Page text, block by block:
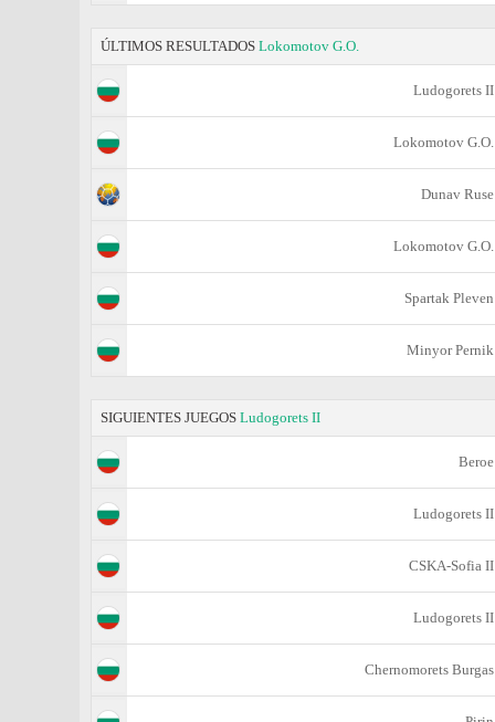
ÚLTIMOS RESULTADOS Lokomotov G.O.
Ludogorets II
Lokomotov G.O.
Dunav Ruse
Lokomotov G.O.
Spartak Pleven
Minyor Pernik
SIGUIENTES JUEGOS Ludogorets II
Beroe
Ludogorets II
CSKA-Sofiа II
Ludogorets II
Chernomorets Burgas